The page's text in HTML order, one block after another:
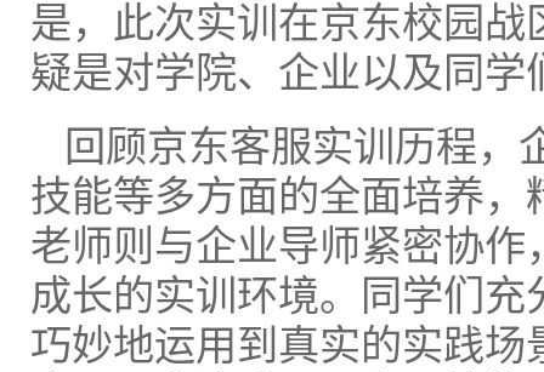
是，此次实训在京东校园
疑是对学院、企业以及同
回顾京东客服实训历程，
技能等多方面的全面培养
老师则与企业导师紧密协
成长的实训环境。同学们
巧妙地运用到真实的实践